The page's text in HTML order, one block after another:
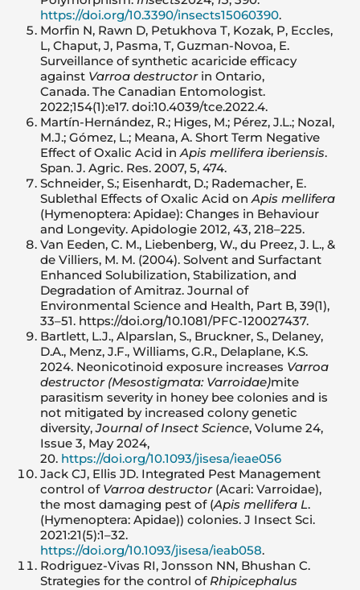
https://doi.org/10.3390/insects15060390.
Morfin N, Rawn D, Petukhova T, Kozak, P, Eccles,
L, Chaput, J, Pasma, T, Guzman-Novoa, E.
Surveillance of synthetic acaricide efficacy
against Varroa destructorin Ontario,
Canada. The Canadian Entomologist.
2022;154(1):e17. doi:10.4039/tce.2022.4.
Martín-Hernández, R.; Higes, M.; Pérez, J.L.; Nozal,
M.J.; Gómez, L.; Meana, A. Short Term Negative
Effect of Oxalic Acid inApis mellifera iberiensis.
Span. J. Agric. Res. 2007, 5, 474.
Schneider, S.; Eisenhardt, D.; Rademacher, E.
Sublethal Effects of Oxalic Acid onApis mellifera
(Hymenoptera: Apidae): Changes in Behaviour
and Longevity. Apidologie 2012, 43, 218–225.
Van Eeden, C. M., Liebenberg, W., du Preez, J. L., &
de Villiers, M. M. (2004). Solvent and Surfactant
Enhanced Solubilization, Stabilization, and
Degradation of Amitraz. Journal of
Environmental Science and Health, Part B, 39(1),
33–51. https://doi.org/10.1081/PFC-120027437.
Bartlett, L.J., Alparslan, S., Bruckner, S., Delaney,
D.A., Menz, J.F., Williams, G.R., Delaplane, K.S.
2024. Neonicotinoid exposure increases Varroa
destructor (Mesostigmata: Varroidae)mite
parasitism severity in honey bee colonies and is
not mitigated by increased colony genetic
diversity,Journal of Insect Science, Volume 24,
Issue 3, May 2024,
20. https://doi.org/10.1093/jisesa/ieae056
Jack CJ, Ellis JD. Integrated Pest Management
control of Varroa destructor(Acari: Varroidae),
the most damaging pest of (Apis mellifera L.
(Hymenoptera: Apidae)) colonies. J Insect Sci.
2021:21(5):1–32.
https://doi.org/10.1093/jisesa/ieab058.
Rodriguez-Vivas RI, Jonsson NN, Bhushan C.
Strategies for the control ofRhipicephalus